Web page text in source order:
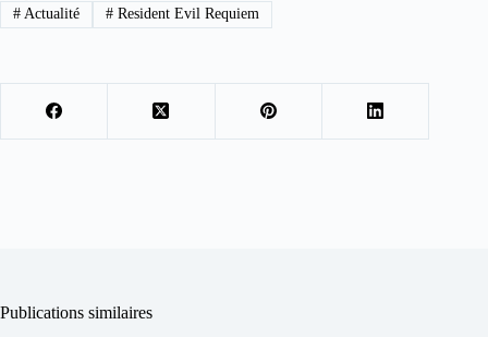
#Actualité #Resident Evil Requiem
Publications similaires